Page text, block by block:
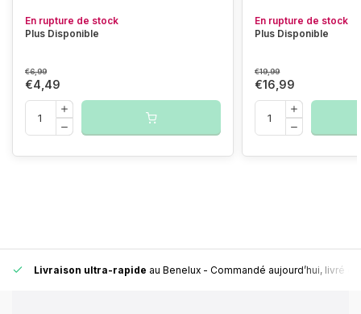
En rupture de stock
Plus Disponible
€6,99
€4,49
En rupture de stock
Plus Disponible
€19,99
€16,99
Livraison ultra-rapide au Benelux - Commandé aujourd’hui, livré